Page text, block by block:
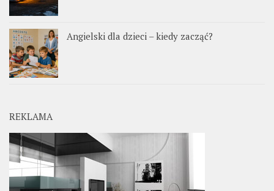
Angielski dla dzieci – kiedy zacząć?
REKLAMA